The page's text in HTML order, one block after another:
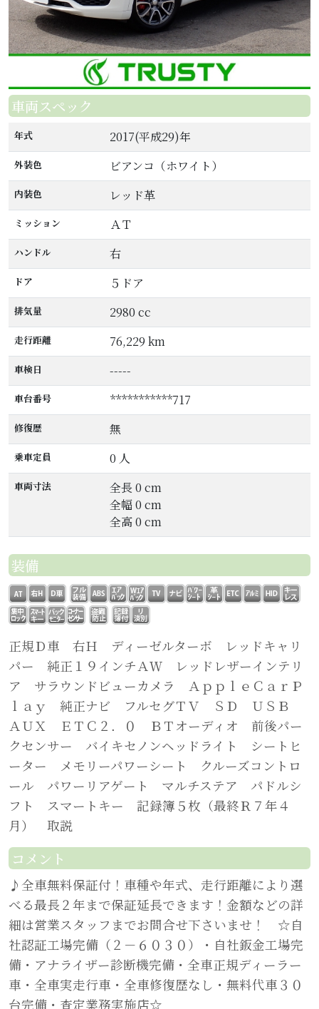
車両スペック
年式 2017(平成29)年
外装色 ビアンコ（ホワイト）
内装色 レッド革
ミッション ＡＴ
ハンドル 右
ドア ５ドア
排気量 2980 cc
走行距離 76,229 km
車検日 -----
車台番号 ***********717
修復歴 無
乗車定員 0 人
車両寸法
全長 0 cm
全幅 0 cm
全高 0 cm
装備
正規Ｄ車 右Ｈ ディーゼルターボ レッドキャリ
パー 純正１９インチＡＷ レッドレザーインテリ
ア サラウンドビューカメラ ＡｐｐｌｅＣａｒＰ
ｌａｙ 純正ナビ フルセグＴＶ ＳＤ ＵＳＢ
ＡＵＸ ＥＴＣ２．０ ＢＴオーディオ 前後パー
クセンサー バイキセノンヘッドライト シートヒ
ーター メモリーパワーシート クルーズコントロ
ール パワーリアゲート マルチステア パドルシ
フト スマートキー 記録簿５枚（最終Ｒ７年４
月） 取説
コメント
♪全車無料保証付！車種や年式、走行距離により選
べる最長２年まで保証延長できます！金額などの詳
細は営業スタッフまでお問合せ下さいませ！ ☆自
社認証工場完備（２－６０３０）・自社鈑金工場完
備・アナライザー診断機完備・全車正規ディーラー
車・全車実走行車・全車修復歴なし・無料代車３０
台完備・査定業務実施店☆